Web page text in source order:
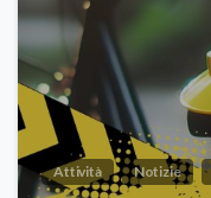
Attività Notizie